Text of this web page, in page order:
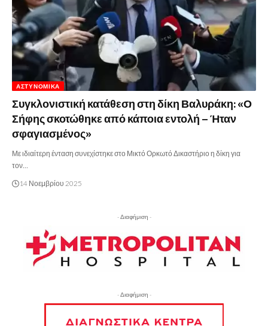
ΑΣΤΥΝΟΜΙΚΆ
Συγκλονιστική κατάθεση στη δίκη Βαλυράκη: «Ο
Σήφης σκοτώθηκε από κάποια εντολή – Ήταν
σφαγιασμένος»
Με ιδιαίτερη ένταση συνεχίστηκε στο Μικτό Ορκωτό Δικαστήριο η δίκη για
τον…
14 Νοεμβρίου 2025
- Διαφήμιση -
- Διαφήμιση -